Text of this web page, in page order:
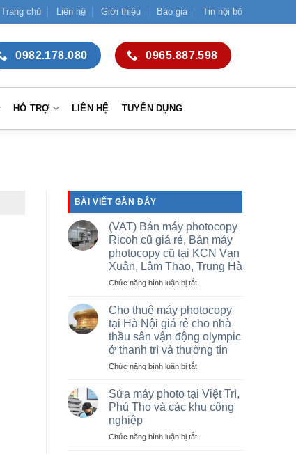
Trang chủ Liên hệ Giới thiệu Báo giá Tin nội bộ
0982.178.080 0965.887.598
HỖ TRỢ LIÊN HỆ TUYỂN DỤNG
BÀI VIẾT GẦN ĐÂY
(VAT) Bán máy photocopy
Ricoh cũ giá rẻ, Bán máy
photocopy cũ tại KCN Vạn
Xuân, Lâm Thao, Trung Hà
Chức năng bình luận bị tắtở
Bán
máy
photocopy
Ricoh
cũ
giá
Bán
máy
photocopy
tại
Cho thuê máy photocopy
tại Hà Nội giá rẻ cho nhà
thầu sân vận động olympic
ở thanh trì và thường tín
Chức năng bình luận bị tắtở
thuê
máy
photocopy
Hà
Sửa máy photo tại Việt Trì,
Phú Thọ và các khu công
nghiệp
Chức năng bình luận bị tắtở